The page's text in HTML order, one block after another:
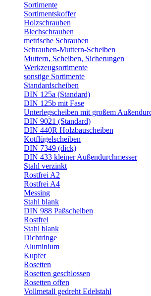
Sortimente
Sortimentskoffer
Holzschrauben
Blechschrauben
metrische Schrauben
Schrauben-Muttern-Scheiben
Muttern, Scheiben, Sicherungen
Werkzeugsortimente
sonstige Sortimente
Standardscheiben
DIN 125a (Standard)
DIN 125b mit Fase
Unterlegscheiben mit großem
DIN 9021 (Standard)
DIN 440R Holzbauscheiben
Kotflügelscheiben
DIN 7349 (dick)
DIN 433 kleiner Außendurchmesser
Stahl verzinkt
Rostfrei A2
Rostfrei A4
Messing
Stahl blank
DIN 988 Paßscheiben
Rostfrei
Stahl blank
Dichtringe
Aluminium
Kupfer
Rosetten
Rosetten geschlossen
Rosetten offen
Vollmetall gedreht Edelstahl